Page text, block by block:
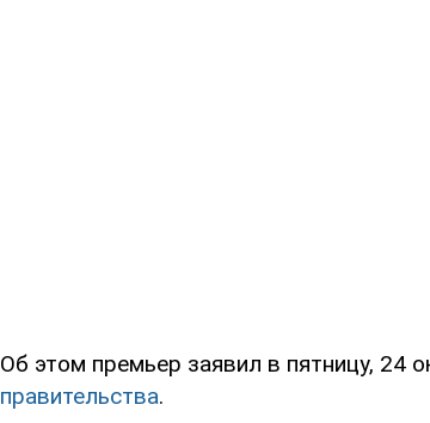
Об этом премьер заявил в пятницу, 24
правительства.